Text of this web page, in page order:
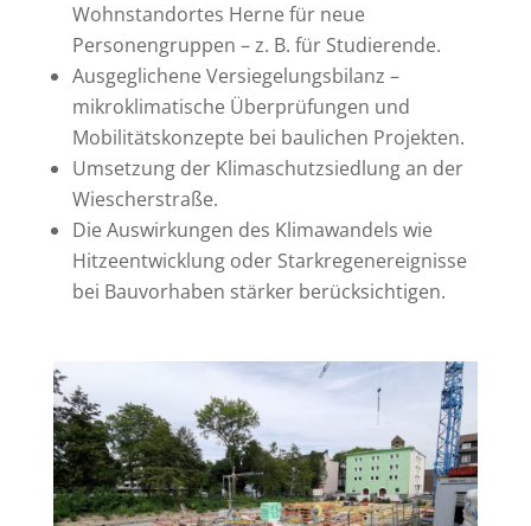
Wohnstandortes Herne für neue
Personengruppen – z. B. für Studierende.
Ausgeglichene Versiegelungsbilanz –
mikroklimatische Überprüfungen und
Mobilitätskonzepte bei baulichen Projekten.
Umsetzung der Klimaschutzsiedlung an der
Wiescherstraße.
Die Auswirkungen des Klimawandels wie
Hitzeentwicklung oder Starkregenereignisse
bei Bauvorhaben stärker berücksichtigen.